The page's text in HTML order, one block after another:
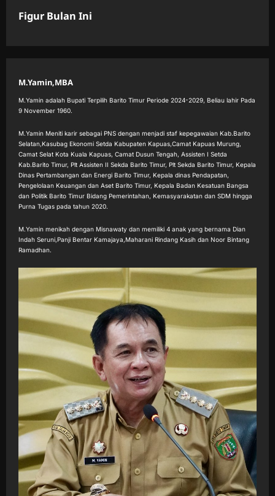
Figur Bulan Ini
M.Yamin,MBA
M.Yamin adalah Bupati Terpilih Barito Timur Periode 2024-2029, Beliau lahir Pada
9 November 1960.
M.Yamin Meniti karir sebagai PNS dengan menjadi staf kepegawaian Kab.Barito
Selatan,Kasubag Ekonomi Setda Kabupaten Kapuas,Camat Kapuas Murung,
Camat Selat Kota Kuala Kapuas, Camat Dusun Tengah, Assisten I Setda
Kab.Barito Timur, Plt Assisten II Sekda Barito Timur, Plt Sekda Barito Timur, Kepala
Dinas Pertambangan dan Energi Barito Timur, Kepala dinas Pendapatan,
Pengelolaan Keuangan dan Aset Barito Timur, Kepala Badan Kesatuan Bangsa
dan Politik Barito Timur Bidang Pemerintahan, Kemasyarakatan dan SDM hingga
Purna Tugas pada tahun 2020.
M.Yamin menikah dengan Misnawaty dan memiliki 4 anak yang bernama Dian
Indah Seruni,Panji Bentar Kamajaya,Maharani Rindang Kasih dan Noor Bintang
Ramadhan.